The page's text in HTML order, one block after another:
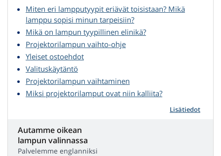
Miten eri lampputyypit eriävät toisistaan? Mikä
lamppu sopisi minun tarpeisiin?
Mikä on lampun tyypillinen elinikä?
Projektorilampun vaihto-ohje
Yleiset ostoehdot
Valituskäytäntö
Projektorilampun vaihtaminen
Miksi projektorilamput ovat niin kalliita?
Lisätiedot
Autamme oikean
lampun valinnassa
Palvelemme englanniksi